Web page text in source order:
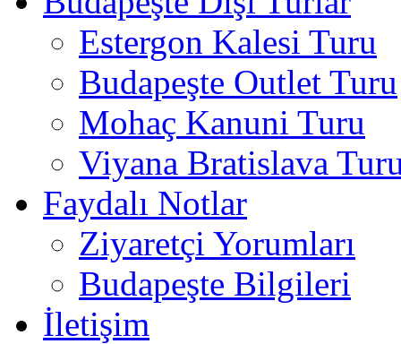
Estergon Kalesi Turu
Budapeşte Outlet Turu
Mohaç Kanuni Turu
Viyana Bratislava
Faydalı Notlar
Ziyaretçi Yorumları
Budapeşte Bilgileri
İletişim